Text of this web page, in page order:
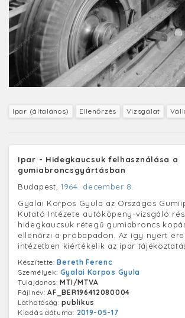
Ipar (általános) Ellenőrzés Vizsgálat
Ipar - Hidegkaucsuk felhasználása a
gumiabroncsgyártásban
Budapest, 1964. december 8.
Gyalai Korpos Gyula az Országos
Kutató Intézete autóköpeny-vizsgáló
hidegkaucsuk rétegű gumiabroncs
ellenőrzi a próbapadon. Az így nyert
intézetben kiértékelik az ipar
Készítette:Bereth Ferenc
Személyek: Gyalai Korpos Gyula
Tulajdonos:MTI/MTVA
Fájlnév:AF_BER196412080004
Láthatóság:publikus
Kiadás dátuma: 2019-05-17